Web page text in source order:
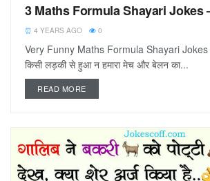
3 Maths Formula Shayari Jokes –
4 YEARS AGO 0
Very Funny Maths Formula Shayari
किसी लड़की से हुआ न हमारा मेच और बेलन का...
READ MORE